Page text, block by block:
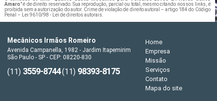
Amaro" é de direito reservado. Sua reprodução, parcial ou total, mesmo citando nossos links, é
proibida sem a autorização do autor. Crime de violação de direito autoral – artigo 184 do Código
Penal – Lei 9610/98 - Lei de direitos autorais.
Mecânicos Irmãos Romeiro
Avenida Campanella, 1982 - Jardim Itapemirim
São Paulo - SP - CEP: 08220-830
(11) 3559-8744(11) 98393-8175
Home
Empresa
Missão
Serviços
Contato
Mapa do site